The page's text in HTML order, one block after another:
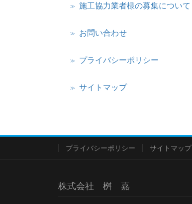
施工協力業者様の募集について
お問い合わせ
プライバシーポリシー
サイトマップ
プライバシーポリシー サイトマップ
株式会社 桝 嘉